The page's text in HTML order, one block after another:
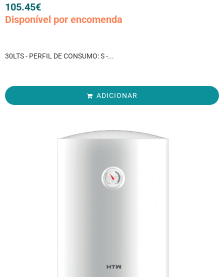
105.45€
Disponível por encomenda
30LTS - PERFIL DE CONSUMO: S -...
ADICIONAR